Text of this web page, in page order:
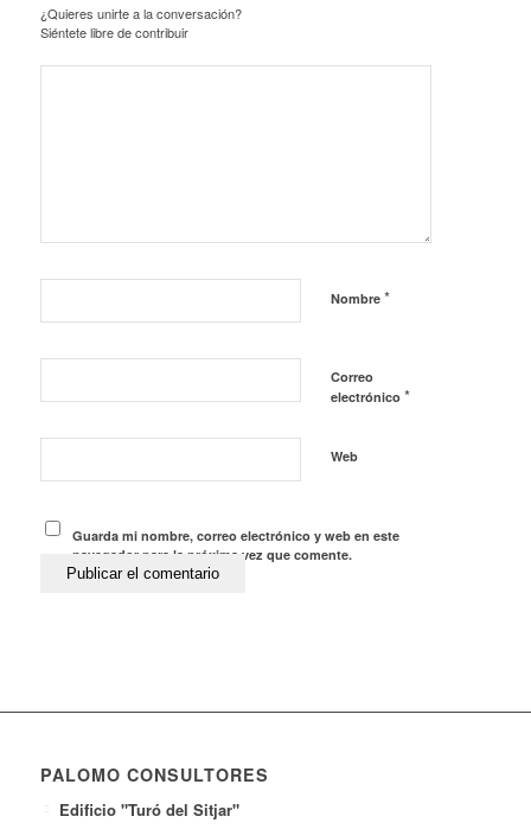
¿Quieres unirte a la conversación?
Siéntete libre de contribuir
Nombre *
Correo
electrónico *
Web
Guarda mi nombre, correo electrónico y web en este
navegador para la próxima vez que comente.
PALOMO CONSULTORES
Edificio "Turó del Sitjar"